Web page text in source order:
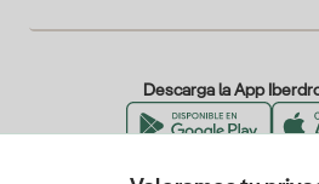
Descarga la App